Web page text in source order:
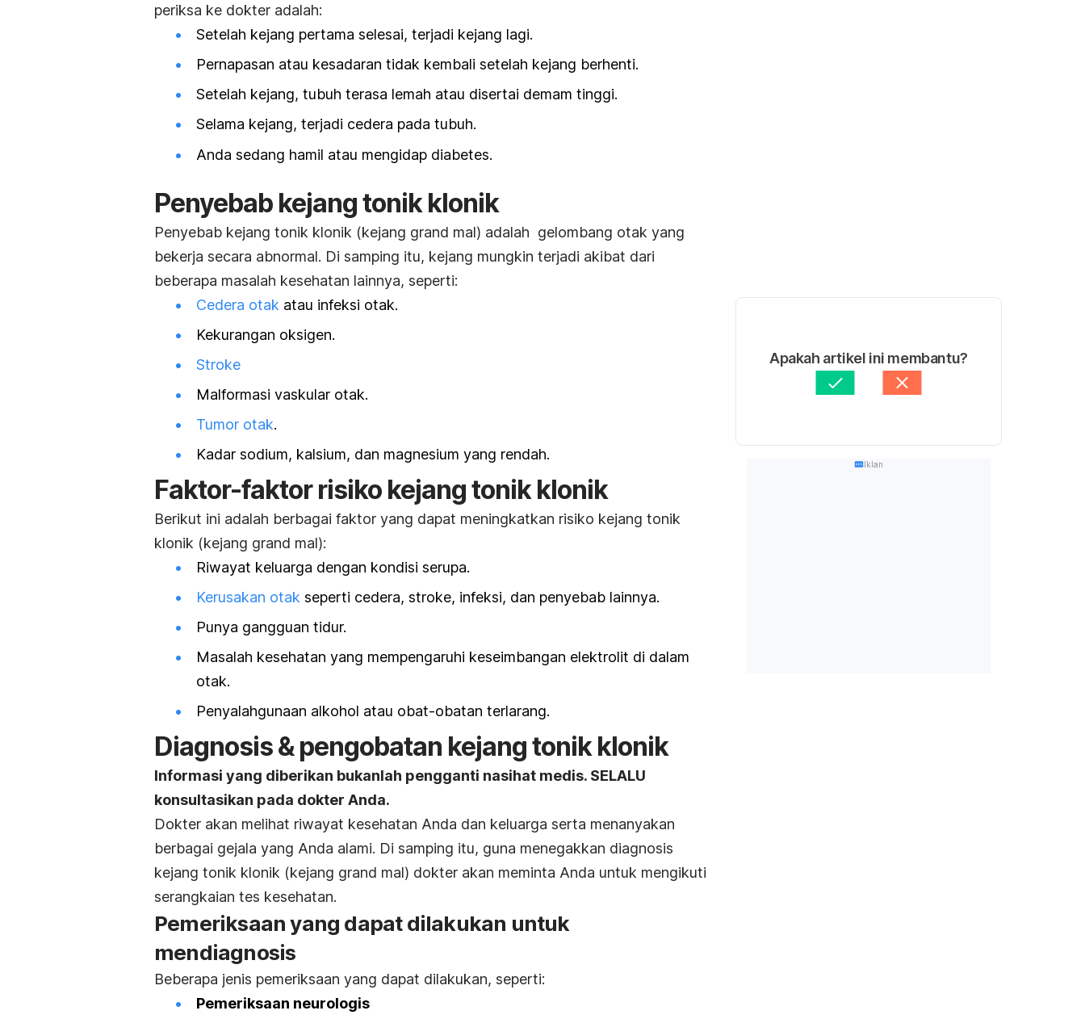
periksa ke dokter adalah:
Setelah kejang pertama selesai, terjadi kejang lagi.
Pernapasan atau kesadaran tidak kembali setelah kejang berhenti.
Setelah kejang, tubuh terasa lemah atau disertai demam tinggi.
Selama kejang, terjadi cedera pada tubuh.
Anda sedang hamil atau mengidap diabetes.
Penyebab kejang tonik klonik
Penyebab kejang tonik klonik (kejang grand mal) adalah gelombang otak yang
bekerja secara abnormal. Di samping itu, kejang mungkin terjadi akibat dari
beberapa masalah kesehatan lainnya, seperti:
Cedera otak atau infeksi otak.
Kekurangan oksigen.
Stroke
Malformasi vaskular otak.
Tumor otak.
Kadar sodium, kalsium, dan magnesium yang rendah.
Faktor-faktor risiko kejang tonik klonik
Berikut ini adalah berbagai faktor yang dapat meningkatkan risiko kejang tonik
klonik (kejang grand mal):
Riwayat keluarga dengan kondisi serupa.
Kerusakan otak seperti cedera, stroke, infeksi, dan penyebab lainnya.
Punya gangguan tidur.
Masalah kesehatan yang mempengaruhi keseimbangan elektrolit di dalam
otak.
Penyalahgunaan alkohol atau obat-obatan terlarang.
Diagnosis & pengobatan kejang tonik klonik
Informasi yang diberikan bukanlah pengganti nasihat medis. SELALU
konsultasikan pada dokter Anda.
Dokter akan melihat riwayat kesehatan Anda dan keluarga serta menanyakan
berbagai gejala yang Anda alami. Di samping itu, guna menegakkan diagnosis
kejang tonik klonik (kejang grand mal) dokter akan meminta Anda untuk mengikuti
serangkaian tes kesehatan.
Pemeriksaan yang dapat dilakukan untuk
mendiagnosis
Beberapa jenis pemeriksaan yang dapat dilakukan, seperti:
Pemeriksaan neurologis
Apakah artikel ini membantu?
Iklan